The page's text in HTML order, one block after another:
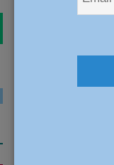
il furto in un bar aggredisce
nel Girone B: derby